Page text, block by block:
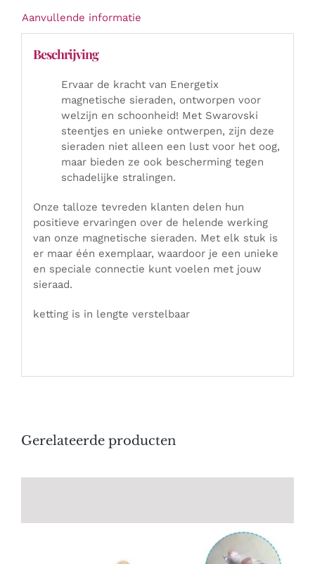
Aanvullende informatie
Beschrijving
Ervaar de kracht van Energetix
magnetische sieraden, ontworpen voor
welzijn en schoonheid! Met Swarovski
steentjes en unieke ontwerpen, zijn deze
sieraden niet alleen een lust voor het oog,
maar bieden ze ook bescherming tegen
schadelijke stralingen.
Onze talloze tevreden klanten delen hun
positieve ervaringen over de helende werking
van onze magnetische sieraden. Met elk stuk is
er maar één exemplaar, waardoor je een unieke
en speciale connectie kunt voelen met jouw
sieraad.
ketting is in lengte verstelbaar
Gerelateerde producten